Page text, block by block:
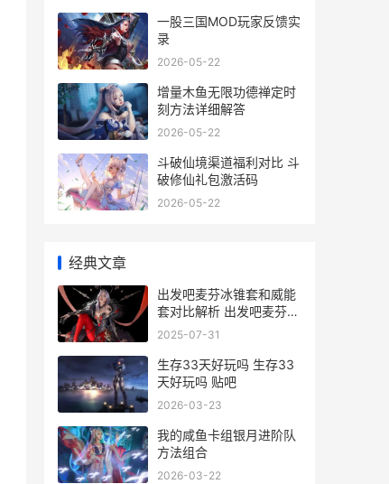
一股三国MOD玩家反馈实
录
2026-05-22
增量木鱼无限功德禅定时
刻方法详细解答
2026-05-22
斗破仙境渠道福利对比 斗
破修仙礼包激活码
2026-05-22
经典文章
出发吧麦芬冰锥套和威能
套对比解析 出发吧麦芬冰
锥最大等级多少级
2025-07-31
生存33天好玩吗 生存33
天好玩吗 贴吧
2026-03-23
我的咸鱼卡组银月进阶队
方法组合
2026-03-22